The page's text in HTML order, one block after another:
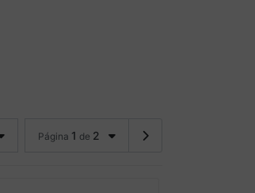
Página 1 de 2